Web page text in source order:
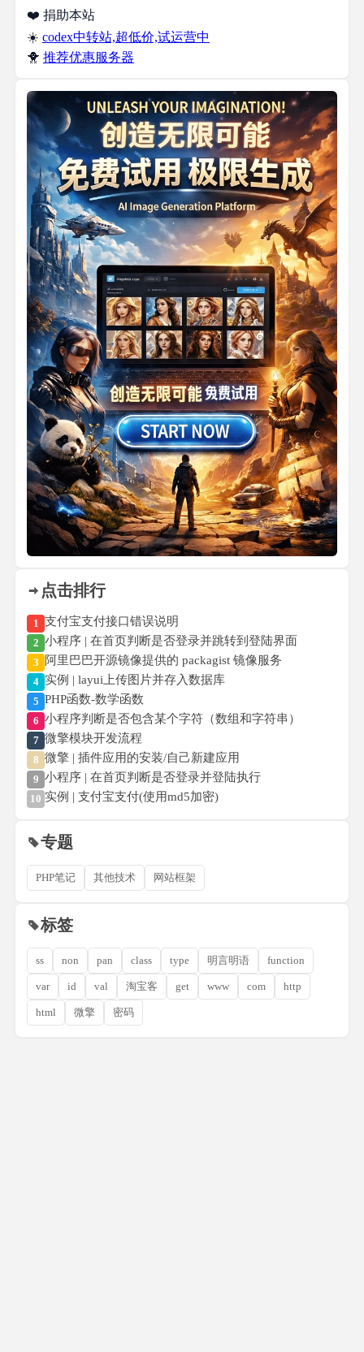
❤️ 捐助本站
☀️ codex中转站,超低价,试运营中
🐥 推荐优惠服务器
点击排行
1 支付宝支付接口错误说明
2 小程序 | 在首页判断是否登录并跳转到登陆界面
3 阿里巴巴开源镜像提供的 packagist 镜像服务
4 实例 | layui上传图片并存入数据库
5 PHP函数-数学函数
6 小程序判断是否包含某个字符（数组和字符串）
7 微擎模块开发流程
8 微擎 | 插件应用的安装/自己新建应用
9 小程序 | 在首页判断是否登录并登陆执行
10 实例 | 支付宝支付(使用md5加密)
专题
PHP笔记 其他技术 网站框架
标签
ss non pan class type 明言明语 function
var id val 淘宝客 get www com http
html 微擎 密码